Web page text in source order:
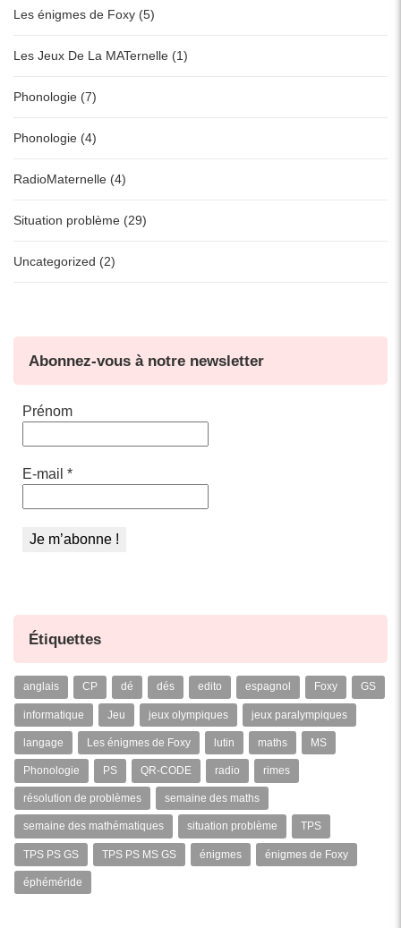
Les énigmes de Foxy (5)
Les Jeux De La MATernelle (1)
Phonologie (7)
Phonologie (4)
RadioMaternelle (4)
Situation problème (29)
Uncategorized (2)
Abonnez-vous à notre newsletter
Prénom
E-mail *
Étiquettes
anglais CP dé dés edito espagnol Foxy GS
informatique Jeu jeux olympiques jeux paralympiques
langage Les énigmes de Foxy lutin maths MS
Phonologie PS QR-CODE radio rimes
résolution de problèmes semaine des maths
semaine des mathématiques situation problème TPS
TPS PS GS TPS PS MS GS énigmes énigmes de Foxy
éphéméride